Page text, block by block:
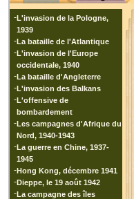
-L'invasion de la Pologne,
1939
-La bataille de l'Atlantique
-L'invasion de l'Europe
occidentale, 1940
-La bataille d'Angleterre
-L'invasion des Balkans
-L'offensive de
bombardement
-Les campagnes d'Afrique du
Nord, 1940-1943
-La guerre en Chine, 1937-
1945
-Hong Kong, décembre 1941
-Dieppe, le 19 août 1942
-La campagne des îles